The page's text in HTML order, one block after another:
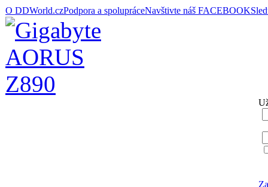
O DDWorld.czPodpora a spolupráceNavštivte náš FACEBOOK